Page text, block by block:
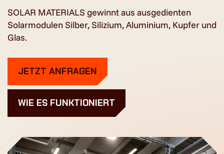
SOLAR MATERIALS gewinnt aus ausgedienten
Solarmodulen Silber, Silizium, Aluminium, Kupfer und
Glas.
JETZT ANFRAGEN
WIE ES FUNKTIONIERT